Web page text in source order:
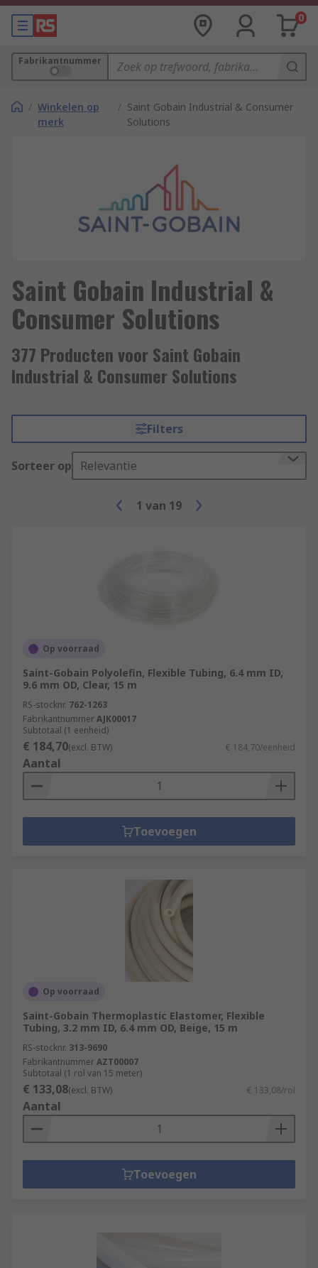
0
Fabrikantnummer
/ Winkelen op
merk
/ Saint Gobain Industrial & Consumer
Solutions
Saint Gobain Industrial &
Consumer Solutions
377 Producten voor Saint Gobain
Industrial & Consumer Solutions
Filters
Sorteer op Relevantie
1 van 19
Op voorraad
Saint-Gobain Polyolefin, Flexible Tubing, 6.4 mm ID,
9.6 mm OD, Clear, 15 m
RS-stocknr. 762-1263
FabrikantnummerAJK00017
Subtotaal (1 eenheid)
€ 184,70(excl. BTW) € 184,70/eenheid
Aantal
Toevoegen
Op voorraad
Saint-Gobain Thermoplastic Elastomer, Flexible
Tubing, 3.2 mm ID, 6.4 mm OD, Beige, 15 m
RS-stocknr. 313-9690
FabrikantnummerAZT00007
Subtotaal (1 rol van 15 meter)
€ 133,08(excl. BTW) € 133,08/rol
Aantal
Toevoegen